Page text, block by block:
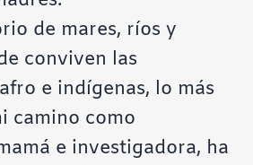
de mares, ríos y
conviven las
e indígenas, lo más
camino como
e investigadora, ha